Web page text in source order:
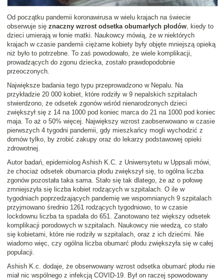
Od początku pandemii koronawirusa w wielu krajach na świecie
obserwuje się znaczny wzrost odsetka obumarłych płodów, kiedy to
dzieci umierają w łonie matki. Naukowcy mówią, że w niektórych
krajach w czasie pandemii ciężarne kobiety były objęte mniejszą opieką
niż było to potrzebne. To zaś powodowało, że wiele komplikacji,
prowadzących do zgonu dziecka, zostało prawdopodobnie
przeoczonych.
Największe badania tego typu przeprowadzono w Nepalu. Na
przykładzie 20 000 kobiet, które rodziły w 9 nepalskich szpitalach
stwierdzono, że odsetek zgonów wśród nienarodzonych dzieci
zwiększył się z 14 na 1000 pod koniec marca do 21 na 1000 pod koniec
maja. To aż o 50% więcej. Największy wzrost zaobserwowano w czasie
pierwszych 4 tygodni pandemii, gdy mieszkańcy mogli wychodzić z
domów tylko, by zrobić zakupy oraz do lekarzy podstawowej opieki
zdrowotnej.
Autor badań, epidemiolog Ashish K.C. z Uniwersytetu w Uppsali mówi,
że chociaż odsetek obumarcia płodu zwiększył się, to ogólna liczba
zgonów pozostała taka sama. Stało się tak dlatego, że aż o połowę
zmniejszyła się liczba kobiet rodzących w szpitalach. O ile w
tygodniach poprzedzających pandemię we wspomnianych 9 szpitalach
przyjmowano średnio 1261 rodzących tygodniowo, to w czasie
lockdownu liczba ta spadała do 651. Zanotowano też większy odsetek
komplikacji porodowych w szpitalach. Naukowcy nie wiedzą, co stało
się kobietami, które nie rodziły w szpitalach, oraz z ich dziećmi. Nie
wiadomo więc, czy ogólna liczba obumarć płodu zwiększyła się w całej
populacji.
Ashish K.c. dodaje, że obserwowany wzrost odsetka obumarć płodu nie
miał nic wspólnego z infekcją COVID-19. Był on raczej spowodowany